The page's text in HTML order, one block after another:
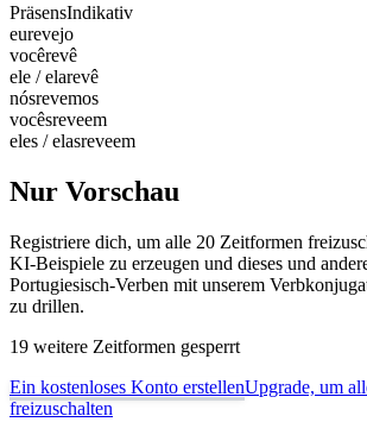
PräsensIndikativ
eurevejo
vocêrevê
ele / elarevê
nósrevemos
vocêsreveem
eles / elasreveem
Nur Vorschau
Registriere dich, um alle 20 Zeitformen
KI-Beispiele zu erzeugen und dieses und
Portugiesisch-Verben mit unserem
zu drillen.
19 weitere Zeitformen gesperrt
Ein kostenloses Konto erstellenUpgrade, um
freizuschalten